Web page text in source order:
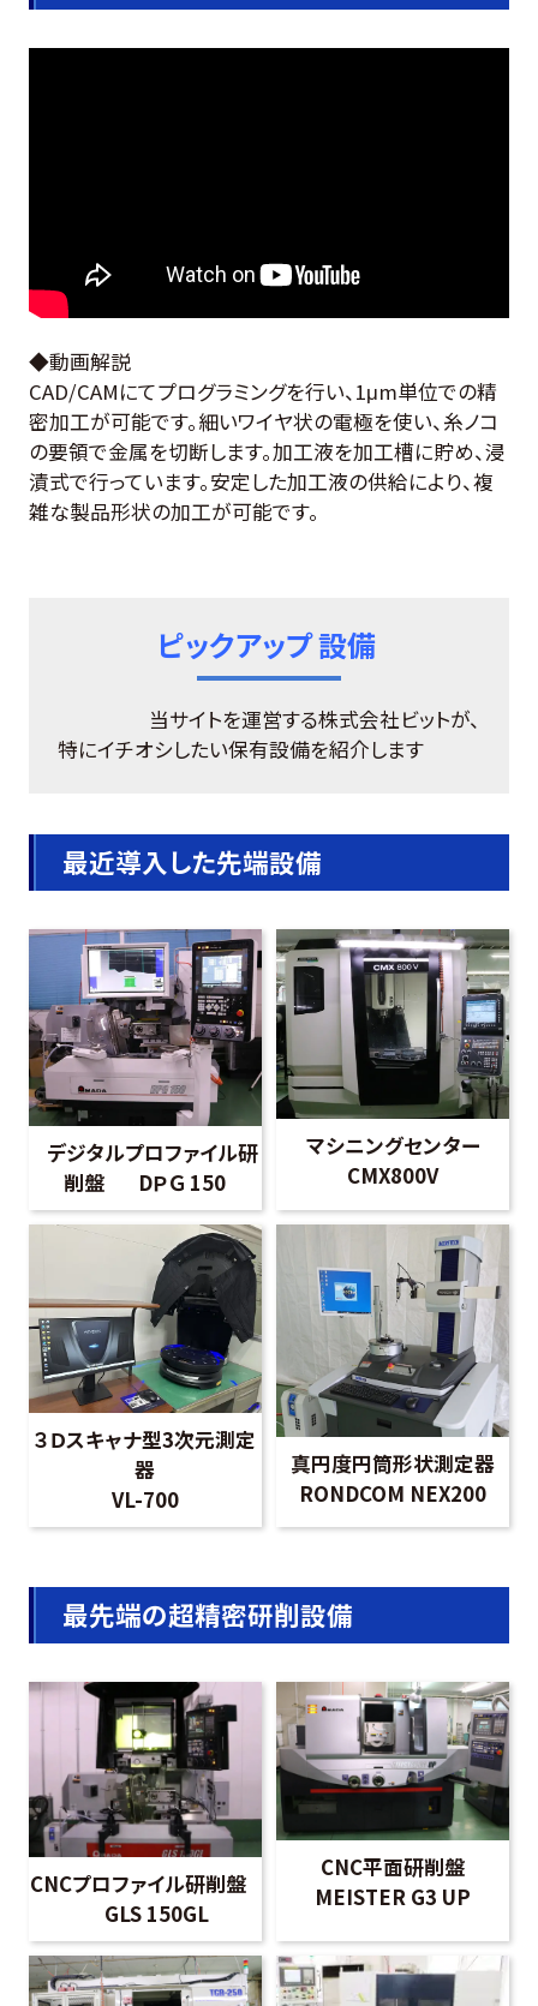
◆動画解説
CAD/CAMにてプログラミングを行い、1μm単位での精
密加工が可能です。細いワイヤ状の電極を使い、糸ノコ
の要領で金属を切断します。加工液を加工槽に貯め、浸
漬式で行っています。安定した加工液の供給により、複
雑な製品形状の加工が可能です。
ピックアップ 設備
当サイトを運営する株式会社ビットが、
特にイチオシしたい保有設備を紹介します
最近導入した先端設備
デジタルプロファイル研
削盤 DＰＧ 150
マシニングセンター
CMX800V
３Ｄスキャナ型3次元測定
器
VL-700
真円度円筒形状測定器
RONDCOM NEX200
最先端の超精密研削設備
CNCプロファイル研削盤
GLS 150GL
CNC平面研削盤
MEISTER G3 UP